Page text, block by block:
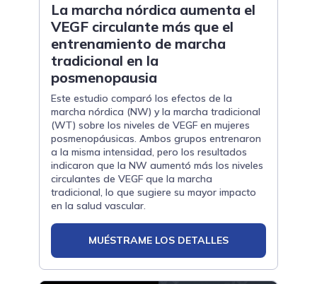
La marcha nórdica aumenta el
VEGF circulante más que el
entrenamiento de marcha
tradicional en la
posmenopausia
Este estudio comparó los efectos de la
marcha nórdica (NW) y la marcha tradicional
(WT) sobre los niveles de VEGF en mujeres
posmenopáusicas. Ambos grupos entrenaron
a la misma intensidad, pero los resultados
indicaron que la NW aumentó más los niveles
circulantes de VEGF que la marcha
tradicional, lo que sugiere su mayor impacto
en la salud vascular.
MUÉSTRAME LOS DETALLES